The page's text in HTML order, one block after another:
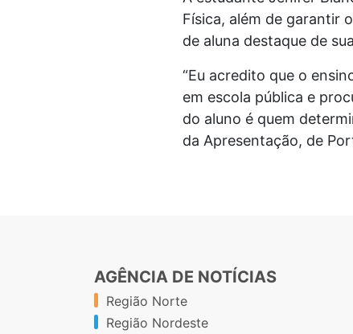
Física, além de garantir
de aluna destaque de
“Eu acredito que o
em escola pública e
do aluno é quem
da Apresentação, de
AGÊNCIA DE NOTÍCIAS
Região Norte
Região Nordeste